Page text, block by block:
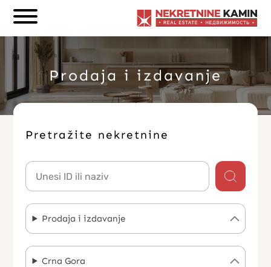
Prodaja i izdavanje
Pretražite nekretnine
Prodaja i izdavanje
Crna Gora